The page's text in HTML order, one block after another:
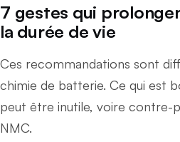
7 gestes qui
la durée de vie
Ces recommandations sont
chimie de batterie. Ce qui est
peut être inutile, voire contre-
NMC.